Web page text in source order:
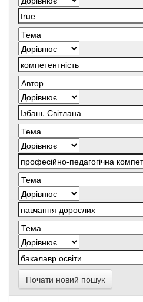
Почати новий пошук